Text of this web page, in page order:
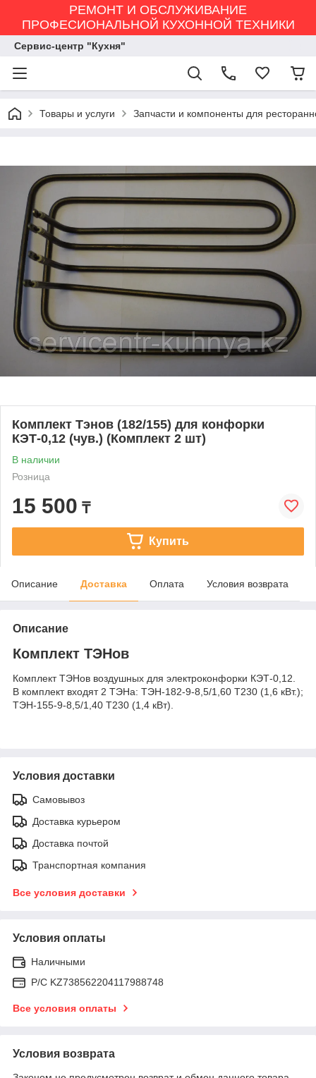
РЕМОНТ И ОБСЛУЖИВАНИЕ
ПРОФЕСИОНАЛЬНОЙ КУХОННОЙ ТЕХНИКИ
Сервис-центр "Кухня"
Товары и услуги Запчасти и компоненты для
Комплект Тэнов (182/155) для конфорки
КЭТ-0,12 (чув.) (Комплект 2 шт)
В наличии
Розница
15 500 ₸
Купить
Описание Доставка Оплата Условия возврата
Описание
Комплект ТЭНов
Комплект ТЭНов воздушных для электроконфорки КЭТ-0,12.
В комплект входят 2 ТЭНа: ТЭН-182-9-8,5/1,60 Т230 (1,6 кВт.);
ТЭН-155-9-8,5/1,40 Т230 (1,4 кВт).
Условия доставки
Самовывоз
Доставка курьером
Доставка почтой
Транспортная компания
Все условия доставки
Условия оплаты
Наличными
Р/C KZ738562204117988748
Все условия оплаты
Условия возврата